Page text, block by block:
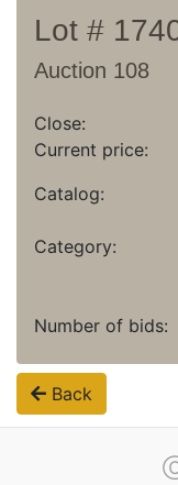
Lot #
Auction 108
Close:
Current price:
Catalog:
Category:
Number of bids:
Back
Ⓒ